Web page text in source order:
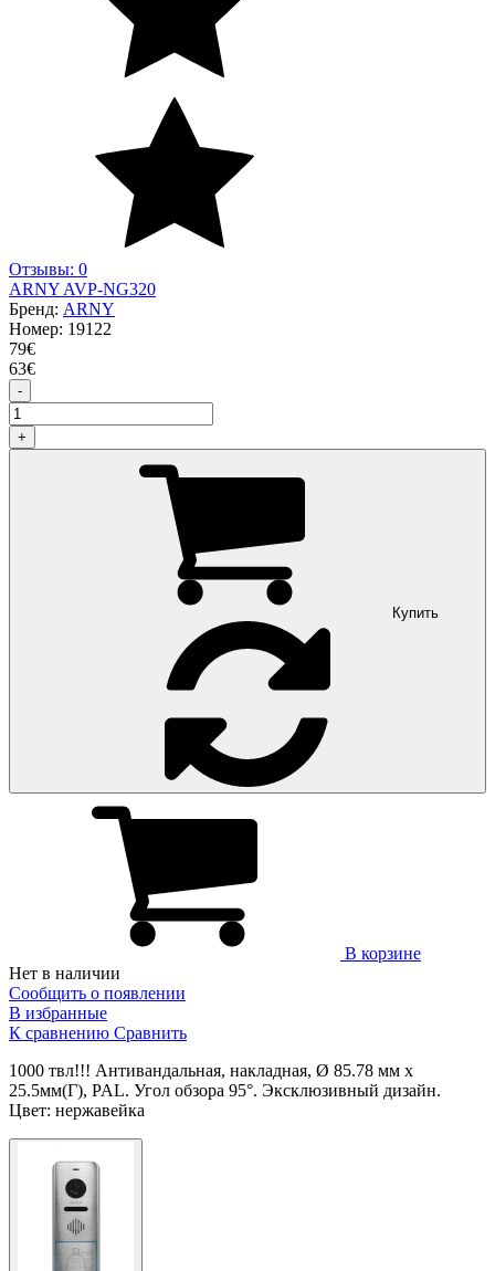
Отзывы: 0
ARNY AVP-NG320
Бренд: ARNY
Номер: 19122
79€
63€
-
+
Купить
В корзине
Нет в наличии
Сообщить о появлении
В избранные
К сравнению Сравнить
1000 твл!!! Антивандальная, накладная, Ø 85.78 мм х
25.5мм(Г), PAL. Угол обзора 95°. Эксклюзивный дизайн.
Цвет: нержавейка